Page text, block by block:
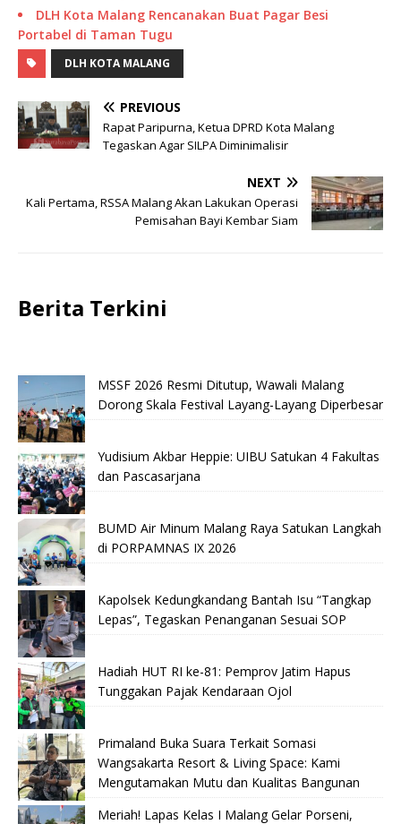
DLH Kota Malang Rencanakan Buat Pagar Besi
Portabel di Taman Tugu
DLH KOTA MALANG
PREVIOUS
Rapat Paripurna, Ketua DPRD Kota Malang
Tegaskan Agar SILPA Diminimalisir
NEXT
Kali Pertama, RSSA Malang Akan Lakukan Operasi
Pemisahan Bayi Kembar Siam
Berita Terkini
MSSF 2026 Resmi Ditutup, Wawali Malang
Dorong Skala Festival Layang-Layang Diperbesar
Yudisium Akbar Heppie: UIBU Satukan 4 Fakultas
dan Pascasarjana
BUMD Air Minum Malang Raya Satukan Langkah
di PORPAMNAS IX 2026
Kapolsek Kedungkandang Bantah Isu “Tangkap
Lepas”, Tegaskan Penanganan Sesuai SOP
Hadiah HUT RI ke-81: Pemprov Jatim Hapus
Tunggakan Pajak Kendaraan Ojol
Primaland Buka Suara Terkait Somasi
Wangsakarta Resort & Living Space: Kami
Mengutamakan Mutu dan Kualitas Bangunan
Meriah! Lapas Kelas I Malang Gelar Porseni,